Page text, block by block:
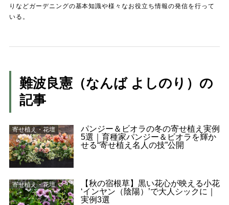
りなどガーデニングの基本知識や様々なお役立ち情報の発信を行って
いる。
難波良憲（なんば よしのり）の
記事
寄せ植え・花壇
パンジー＆ビオラの冬の寄せ植え実例
5選｜育種家パンジー＆ビオラを輝か
せる“寄せ植え名人の技”公開
寄せ植え・花壇
【秋の宿根草】黒い花心が映える小花
‘インヤン（陰陽）’で大人シックに｜
実例3選